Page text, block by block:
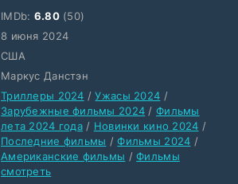
IMDb: 6.80(50)
8 июня 2024
США
Маркус Данстэн
Триллеры 2024 /Ужасы 2024 /
Зарубежные фильмы 2024 /Фильмы
лета 2024 года/ Новинки кино 2024 /
Последние фильмы /Фильмы 2024 /
Американские фильмы /Фильмы
смотреть